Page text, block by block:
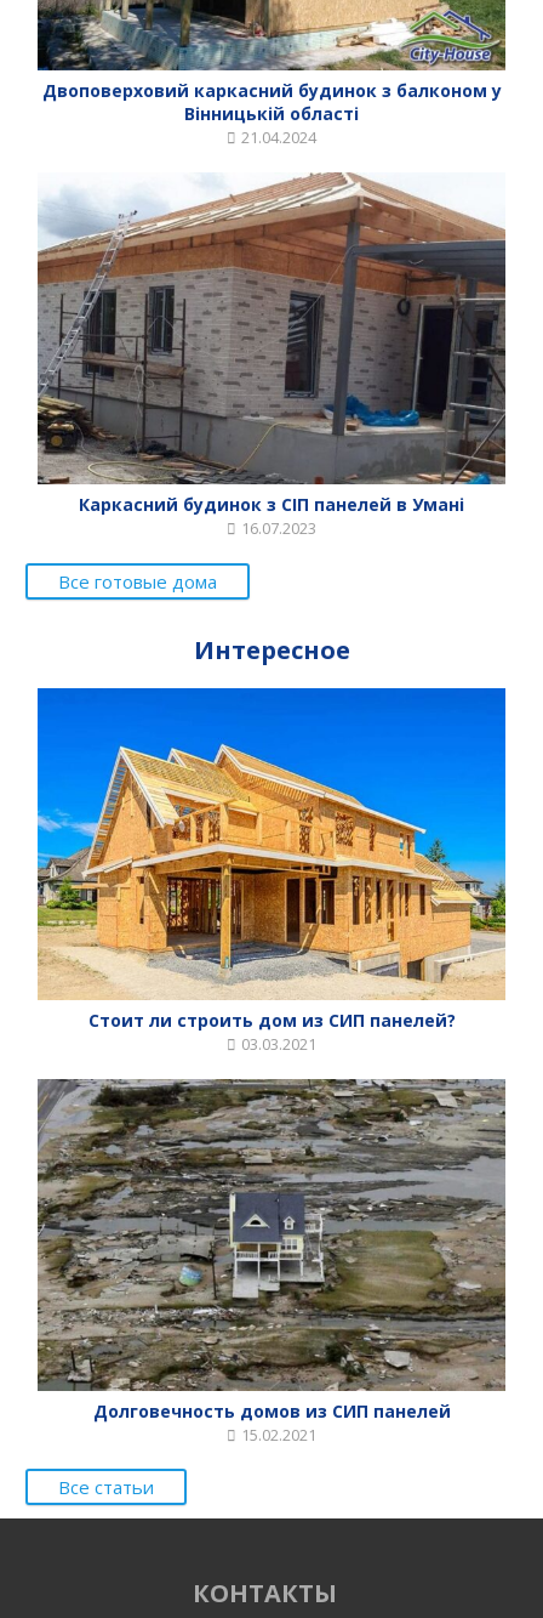
Двоповерховий каркасний будинок з балконом у
Вінницькій області
21.04.2024
Каркасний будинок з СІП панелей в Умані
16.07.2023
Все готовые дома
Интересное
Стоит ли строить дом из СИП панелей?
03.03.2021
Долговечность домов из СИП панелей
15.02.2021
Все статьи
КОНТАКТЫ